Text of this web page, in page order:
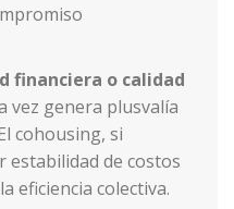
financiera o calidad
vez genera plusvalía
cohousing, si
estabilidad de costos
eficiencia colectiva.